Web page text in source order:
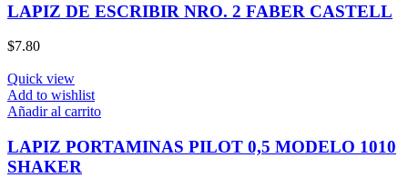
LAPIZ DE ESCRIBIR NRO. 2 FABER CASTELL
$7.80
Quick view
Add to wishlist
Añadir al carrito
LAPIZ PORTAMINAS PILOT 0,5 MODELO 1010
SHAKER